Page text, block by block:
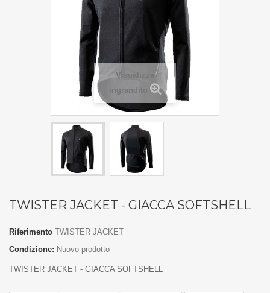
Visualizza
ingrandito
TWISTER JACKET - GIACCA SOFTSHELL
Riferimento TWISTER JACKET
Condizione: Nuovo prodotto
TWISTER JACKET - GIACCA SOFTSHELL